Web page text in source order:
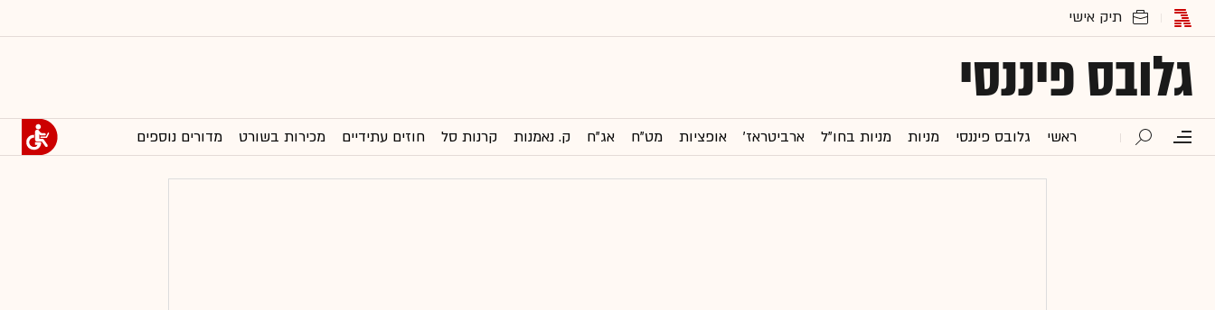
גלובס פיננסי
ראשי גלובס פיננסי מניות מניות בחו"ל ארביטראז' אופציות מט"ח אג"ח ק. נאמנות קרנות סל חוזים עתידיים מכירות בשורט מדורים נוספים